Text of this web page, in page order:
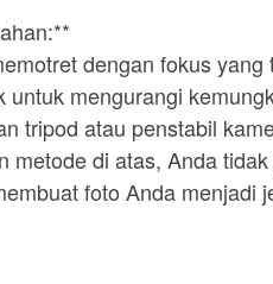
dengan fokus
untuk mengurangi
tripod atau penstabil
metode di atas, Anda
foto Anda menjadi